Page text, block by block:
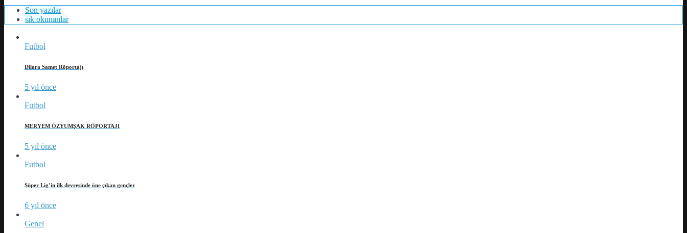
Son yazılar
sık okunanlar
Futbol
Dilara Samet Röportajı
5 yıl önce
Futbol
MERYEM ÖZYUMŞAK RÖPORTAJI
5 yıl önce
Futbol
Süper Lig’in ilk devresinde öne çıkan gençler
6 yıl önce
Genel